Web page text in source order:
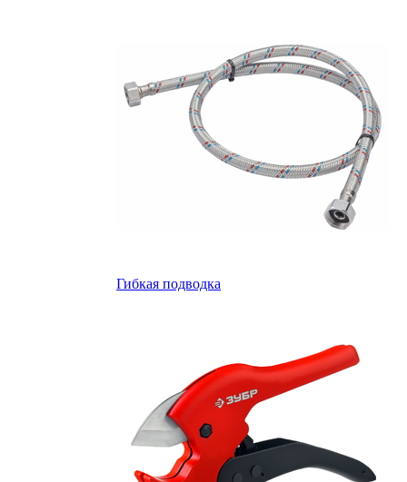
Гибкая подводка